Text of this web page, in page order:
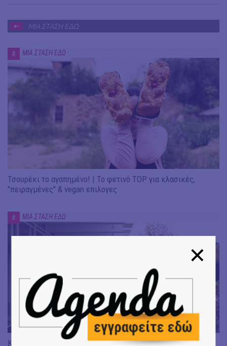
ΜΙΑ ΣΤΑΣΗ ΕΔΩ
# ΜΙΑ ΣΤΑΣΗ ΕΔΩ
Τσουρέκι το αγαπημένο! | Το φετινό TOP για κλασικές,
"πειραγμένες" & vegan επιλογες
# ΜΙΑ ΣΤΑΣΗ ΕΔΩ
KYKLOS - Ένας νέος τόπος πολιτισμού βάζει θεμέλια στον